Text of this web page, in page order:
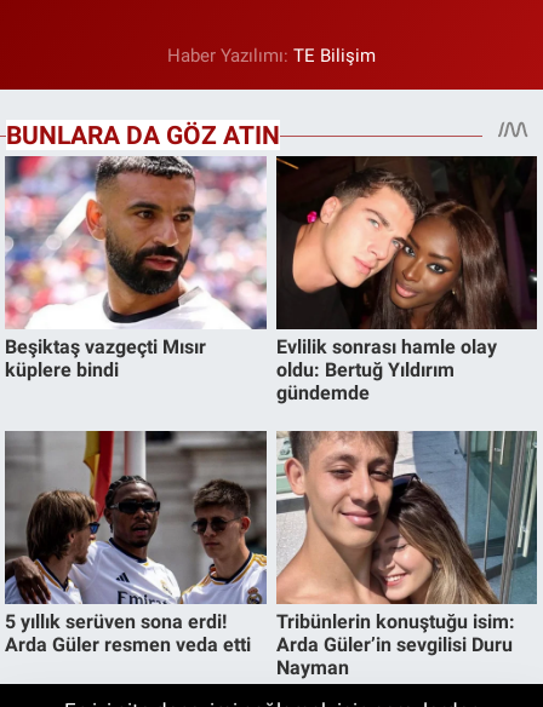
Haber Yazılımı: TE Bilişim